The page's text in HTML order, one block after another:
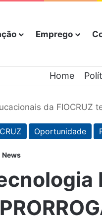
Emprego
Home
da FIOCRUZ
Oportunidade
News